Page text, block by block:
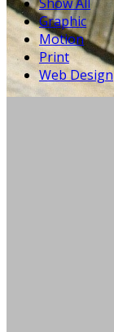
Show All
Graphic
Motion
Print
Web Design